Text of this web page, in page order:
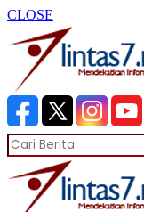
CLOSE